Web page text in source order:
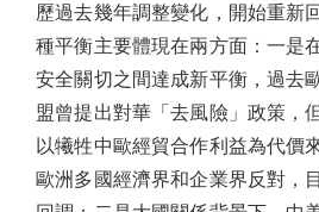
歷過去幾年調整變化，開始重新
種平衡主要體現在兩方面：一是
安全關切之間達成新平衡，過去
盟曾提出對華「去風險」政策，
以犧牲中歐經貿合作利益為代價
歐洲多國經濟界和企業界反對，